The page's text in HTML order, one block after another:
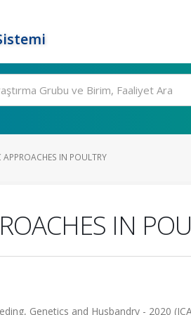
IN POULTRY
IN
Genetics and Husbandry - 2020